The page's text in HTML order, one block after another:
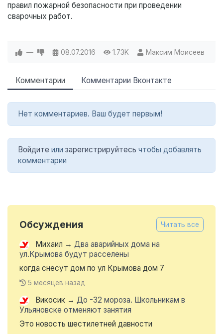
правил пожарной безопасности при проведении
сварочных работ.
— 08.07.2016 1.73K Максим Моисеев
Комментарии Комментарии Вконтакте
Нет комментариев. Ваш будет первым!
Войдите или зарегистрируйтесь чтобы добавлять
комментарии
Обсуждения Читать все
Михаил → Два аварийных дома на
ул.Крымова будут расселены
когда снесут дом по ул Крымова дом 7
5 месяцев назад
Викосик → До -32 мороза. Школьникам в
Ульяновске отменяют занятия
Это новость шестилетней давности